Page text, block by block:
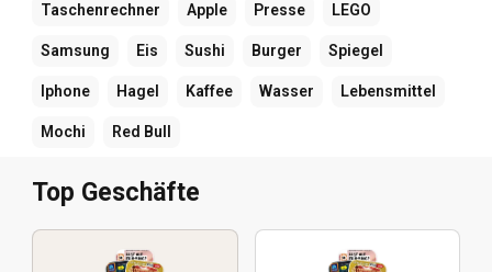
Taschenrechner Apple Presse LEGO
Samsung Eis Sushi Burger Spiegel
Iphone Hagel Kaffee Wasser Lebensmittel
Mochi Red Bull
Top Geschäfte